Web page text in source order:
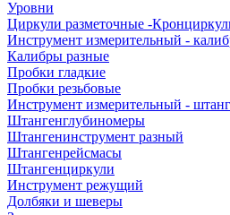
Уровни
Циркули разметочные -
Инструмент измерительный -
Калибры разные
Пробки гладкие
Пробки резьбовые
Инструмент измерительный -
Штангенглубиномеры
Штангенинструмент разный
Штангенрейсмасы
Штангенциркули
Инструмент режущий
Долбяки и шеверы